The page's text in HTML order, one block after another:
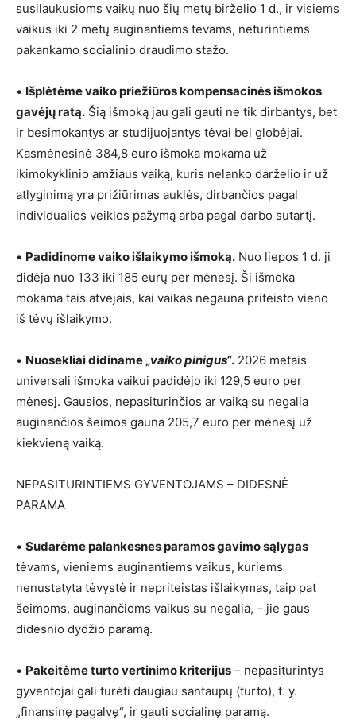
susilaukusioms vaikų nuo šių metų birželio 1 d., ir visiems
vaikus iki 2 metų auginantiems tėvams, neturintiems
pakankamo socialinio draudimo stažo.
• Išplėtėme vaiko priežiūros kompensacinės išmokos
gavėjų ratą. Šią išmoką jau gali gauti ne tik dirbantys, bet
ir besimokantys ar studijuojantys tėvai bei globėjai.
Kasmėnesinė 384,8 euro išmoka mokama už
ikimokyklinio amžiaus vaiką, kuris nelanko darželio ir už
atlyginimą yra prižiūrimas auklės, dirbančios pagal
individualios veiklos pažymą arba pagal darbo sutartį.
• Padidinome vaiko išlaikymo išmoką. Nuo liepos 1 d. ji
didėja nuo 133 iki 185 eurų per mėnesį. Ši išmoka
mokama tais atvejais, kai vaikas negauna priteisto vieno
iš tėvų išlaikymo.
• Nuosekliai didiname „vaiko pinigus“. 2026 metais
universali išmoka vaikui padidėjo iki 129,5 euro per
mėnesį. Gausios, nepasiturinčios ar vaiką su negalia
auginančios šeimos gauna 205,7 euro per mėnesį už
kiekvieną vaiką.
NEPASITURINTIEMS GYVENTOJAMS – DIDESNĖ
PARAMA
• Sudarėme palankesnes paramos gavimo sąlygas
tėvams, vieniems auginantiems vaikus, kuriems
nenustatyta tėvystė ir nepriteistas išlaikymas, taip pat
šeimoms, auginančioms vaikus su negalia, – jie gaus
didesnio dydžio paramą.
• Pakeitėme turto vertinimo kriterijus – nepasiturintys
gyventojai gali turėti daugiau santaupų (turto), t. y.
„finansinę pagalvę“, ir gauti socialinę paramą.